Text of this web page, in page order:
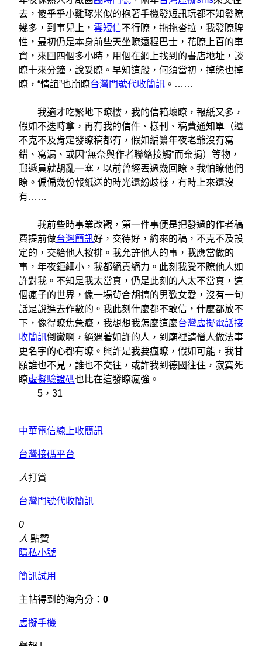
去，傻乎乎小雞琢米似的抱著手機發短訊玩都不知發瞭
幾多，到事兒上， 雲短信不行瞭，拖拖沓拉，我發瞭脾
性，最初仍是本身前些天坐瞭遠程巴士，花瞭上百的車
資，來回四個多小時，用個在網上找到的書店地址，談
瞭十來分鐘，說妥瞭。早知這般，何須當初，掉態也掉
瞭，“情誼”也崩瞭台灣門號代收簡訊 。……
我適才吃緊地下瞭樓，我的信箱壞瞭，報紙又多，
假如不迭時拿，再有我的信件、樣刊、稿費通知單（還
不克不及肯定發瞭稿都有，假如編纂年夜老爺沒有寫
錯、寫漏、或因“無奈與作者聯絡接觸”而棄捐）等物，
郵遞員就胡亂一塞，以前曾經丟過幾回瞭。我怕瞭他們
瞭。偏偏幾份報紙送的時光還紛歧樣，有時上來還沒
有……
我前些時事業改觀，第一件事便是把發過的作者稿
費提前做台灣簡訊好，交待好，約來的稿，不克不及設
定的，交給他人按排。我允許他人的事，我應當做的
事，年夜鉅細小，我都絕責絕力。此刻我受不瞭他人如
許對我。不知是我太當真，仍是此刻的人太不當真，這
個瘋子的世界，像一場茍合胡搞的男歡女愛，沒有一句
話是說進去作數的。我此刻什麼都不敢信，什麼都放不
下，像得瞭焦急癥，我想想我怎麼這麼台灣虛擬電話接
收簡訊倒黴啊，絕遇著如許的人，到廟裡請僧人做法事
更名字的心都有瞭。興許是我要瘋瞭，假如可能，我甘
願誰也不見，誰也不交往，或許我到德國往住，寂寞死
瞭虛擬驗證碼也比在這發瞭瘋強。
5，31
中華電信線上收簡訊
台灣接碼平台
人打賞
台灣門號代收簡訊
0
人 點贊
隱私小號
簡訊試用
主帖得到的海角分： 0
虛擬手機